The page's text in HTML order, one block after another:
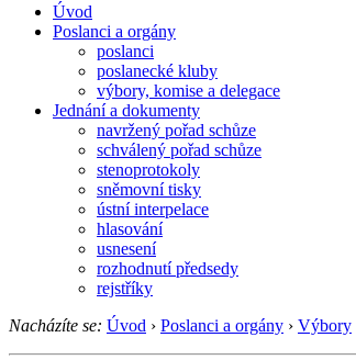
Úvod
Poslanci a orgány
poslanci
poslanecké kluby
výbory, komise a delegace
Jednání a dokumenty
navržený pořad schůze
schválený pořad schůze
stenoprotokoly
sněmovní tisky
ústní interpelace
hlasování
usnesení
rozhodnutí předsedy
rejstříky
Nacházíte se: Úvod › Poslanci a orgány › Výbory